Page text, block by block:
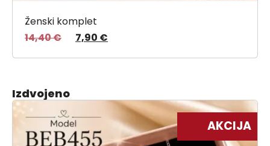
Ženski komplet
14,40€ 7,90 €
Izdvojeno
AKCIJA